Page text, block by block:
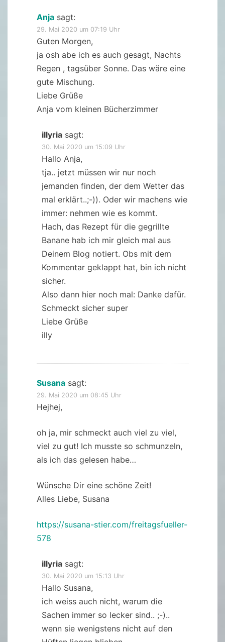
Anja sagt:
29. Mai 2020 um 07:19 Uhr
Guten Morgen,
ja osh abe ich es auch gesagt, Nachts
Regen , tagsüber Sonne. Das wäre eine
gute Mischung.
Liebe Grüße
Anja vom kleinen Bücherzimmer
illyria sagt:
30. Mai 2020 um 15:09 Uhr
Hallo Anja,
tja.. jetzt müssen wir nur noch
jemanden finden, der dem Wetter das
mal erklärt..;-)). Oder wir machens wie
immer: nehmen wie es kommt.
Hach, das Rezept für die gegrillte
Banane hab ich mir gleich mal aus
Deinem Blog notiert. Obs mit dem
Kommentar geklappt hat, bin ich nicht
sicher.
Also dann hier noch mal: Danke dafür.
Schmeckt sicher super
Liebe Grüße
illy
Susana sagt:
29. Mai 2020 um 08:45 Uhr
Hejhej,
oh ja, mir schmeckt auch viel zu viel,
viel zu gut! Ich musste so schmunzeln,
als ich das gelesen habe…
Wünsche Dir eine schöne Zeit!
Alles Liebe, Susana
https://susana-stier.com/freitagsfueller-
578
illyria sagt:
30. Mai 2020 um 15:13 Uhr
Hallo Susana,
ich weiss auch nicht, warum die
Sachen immer so lecker sind.. ;-)..
wenn sie wenigstens nicht auf den